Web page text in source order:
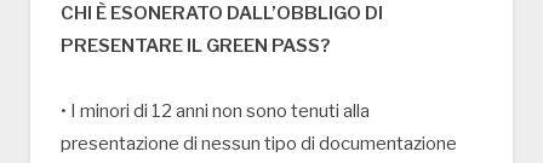
CHI È ESONERATO DALL’OBBLIGO DI
PRESENTARE IL GREEN PASS?
• I minori di 12 anni non sono tenuti alla
presentazione di nessun tipo di documentazione